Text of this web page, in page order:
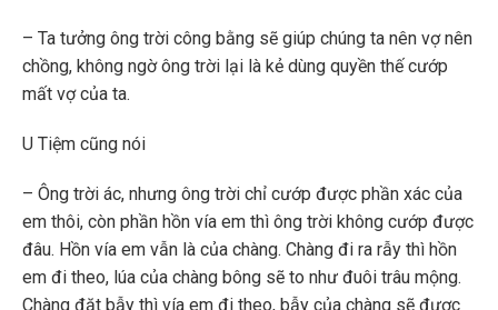
– Ta tưởng ông trời công bằng sẽ giúp chúng ta nên vợ nên
chồng, không ngờ ông trời lại là kẻ dùng quyền thế cướp
mất vợ của ta.
U Tiệm cũng nói
– Ông trời ác, nhưng ông trời chỉ cướp được phần xác của
em thôi, còn phần hồn vía em thì ông trời không cướp được
đâu. Hồn vía em vẫn là của chàng. Chàng đi ra rẫy thì hồn
em đi theo, lúa của chàng bông sẽ to như đuôi trâu mộng.
Chàng đặt bẫy thì vía em đi theo, bẫy của chàng sẽ được